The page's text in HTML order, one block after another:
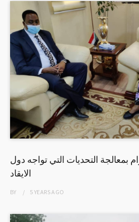
بمعالجة التحديات التي تواجه دول
الايقاد
BY 5 YEARSAGO